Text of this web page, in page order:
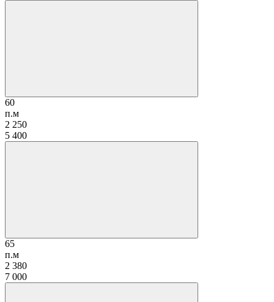
60
п.м
2 250
5 400
65
п.м
2 380
7 000